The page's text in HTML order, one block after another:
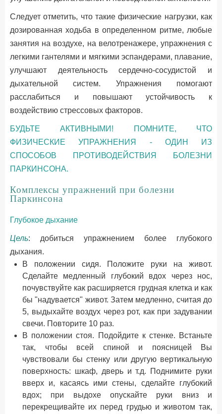
Следует отметить, что такие физические нагрузки, как
дозированная ходьба в определенном ритме, любые
занятия на воздухе, на велотренажере, упражнения с
легкими гантелями и мягкими эспандерами, плавание,
улучшают деятельность сердечно-сосудистой и
дыхательной систем. Упражнения помогают
расслабиться и повышают устойчивость к
воздействию стрессовых факторов.
БУДЬТЕ АКТИВНЫМИ! ПОМНИТЕ, ЧТО
ФИЗИЧЕСКИЕ УПРАЖНЕНИЯ - ОДИН ИЗ
СПОСОБОВ ПРОТИВОДЕЙСТВИЯ БОЛЕЗНИ
ПАРКИНСОНА.
Комплексы упражнений при болезни
Паркинсона
Глубокое дыхание
Цель: добиться упражнением более глубокого
дыхания.
В положении сидя. Положите руки на живот.
Сделайте медленный глубокий вдох через нос,
почувствуйте как расширяется грудная клетка и как
бы "надувается" живот. Затем медленно, считая до
5, выдыхайте воздух через рот, как при задувании
свечи. Повторите 10 раз.
В положении стоя. Подойдите к стенке. Встаньте
так, чтобы всей спиной и поясницей Вы
чувствовали бы стенку или другую вертикальную
поверхность: шкаф, дверь и т.д. Поднимите руки
вверх и, касаясь ими стены, сделайте глубокий
вдох; при выдохе опускайте руки вниз и
перекрещивайте их перед грудью и животом так,